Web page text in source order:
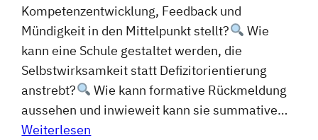
Kompetenzentwicklung, Feedback und
Mündigkeit in den Mittelpunkt stellt?
Wie
kann eine Schule gestaltet werden, die
Selbstwirksamkeit statt Defizitorientierung
anstrebt?
Wie kann formative Rückmeldung
aussehen und inwieweit kann sie summative…
Weiterlesen